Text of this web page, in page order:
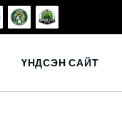
ҮНДСЭН САЙТ